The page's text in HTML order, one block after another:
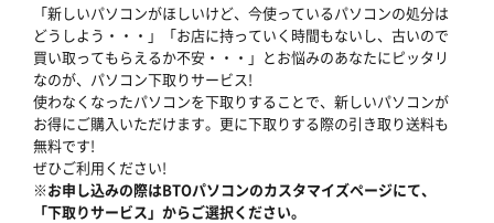
「新しいパソコンがほしいけど、今使っているパソコンの処分は
どうしよう・・・」「お店に持っていく時間もないし、古いので
買い取ってもらえるか不安・・・」とお悩みのあなたにピッタリ
なのが、パソコン下取りサービス!
使わなくなったパソコンを下取りすることで、新しいパソコンが
お得にご購入いただけます。更に下取りする際の引き取り送料も
無料です!
ぜひご利用ください!
※お申し込みの際はBTOパソコンのカスタマイズページにて、
「下取りサービス」からご選択ください。